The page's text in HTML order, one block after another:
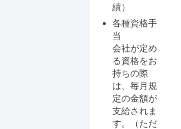
績）
各種資格手
当
会社が定め
る資格をお
持ちの際
は、毎月規
定の金額が
支給されま
す。（ただ